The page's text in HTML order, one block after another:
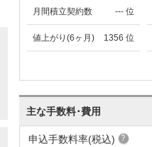
--- 位
月間積立契約数
1356 位
値上がり(6ヶ月)
主な手数料･費用
申込手数料率(税込)